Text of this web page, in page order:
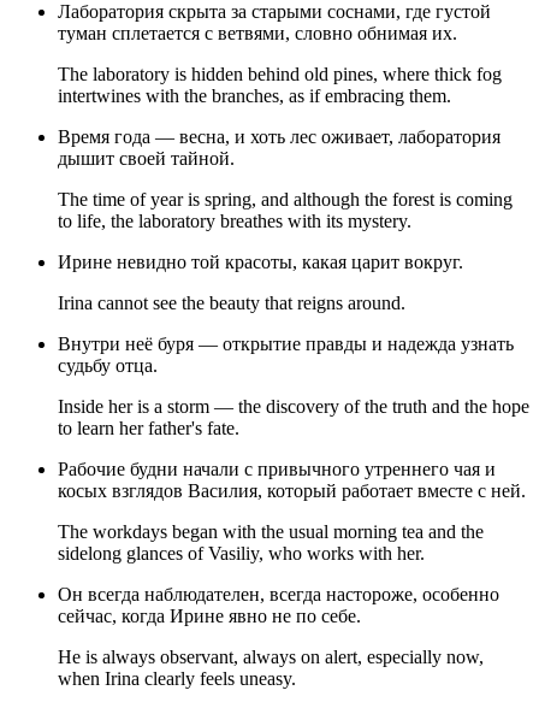
Лаборатория скрыта за старыми соснами, где густой
туман сплетается с ветвями, словно обнимая их.
The laboratory is hidden behind old pines, where thick fog
intertwines with the branches, as if embracing them.
Время года — весна, и хоть лес оживает, лаборатория
дышит своей тайной.
The time of year is spring, and although the forest is coming
to life, the laboratory breathes with its mystery.
Ирине невидно той красоты, какая царит вокруг.
Irina cannot see the beauty that reigns around.
Внутри неё буря — открытие правды и надежда узнать
судьбу отца.
Inside her is a storm — the discovery of the truth and the hope
to learn her father's fate.
Рабочие будни начали с привычного утреннего чая и
косых взглядов Василия, который работает вместе с ней.
The workdays began with the usual morning tea and the
sidelong glances of Vasiliy, who works with her.
Он всегда наблюдателен, всегда настороже, особенно
сейчас, когда Ирине явно не по себе.
He is always observant, always on alert, especially now,
when Irina clearly feels uneasy.